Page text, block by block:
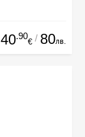
40.90
€ / 80лв.